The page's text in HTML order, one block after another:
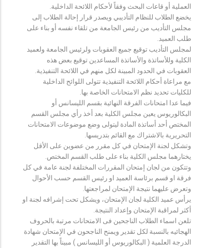
العملية أو قاعات البحث وفقاً لأحكام اللائحة الداخلية.
يخضع الطلاب للنظام التأديبي ويصدر قرار إحالة الطلاب إلى
مجلس التأديب من رئيس الجامعة من تلقاء نفسه أو بناء على
طلب العميد.
لمجلس التأديب توقيع جميع العقوبات ولرئيس الجامعة ولعميد
الكلية وللأساتذة والأساتذة المساعدين توقيع بعض هذه
العقوبات في الحدود المبينة لكل منهم في اللائحة التنفيذية.
مع مراعاة أحكام اللائحة التنفيذية تتولى اللوائح الداخلية
للكليات تحديد نظم الامتحانات الخاصة بها.
فيما عدا امتحانات الفرقة النهائية بقسم الليسانس أو
البكالوريوس يعين مجلس الكلية بعد أخذ رأي مجلس القسم
المختص أحد أساتذة المادة ليتولى وضع موضوعات الامتحانات
التحريرية بالاشتراك مع القائم بتدريسها.
وتشكل لجنة الإمتحان في كل مقرر من عضوين على الأقل
يختارهما مجلس الكلية بناء على طلب القسم المختص.
وتتكون من لجان إمتحان المقررات المختلفة لجنة عامة في كل
فرقة او قسم برئاسة العميد او رئيس القسم حسب الأحوال
وتعرض عليهما نتيجة الإمتحان لمراجعتها.
يرأس عميد الكلية لجان الإمتحان، ويشكل تحت إشرافه لجنة او
أكثر لمراقبة الإمتحان وإعداد النتيجة.
تلعن اسماء الطلاب الناجحين فى الامتحانات مرتبة بالحروف
الهجائيه بالنسبة لكل تقدير ويمنح الناجحون في الإمتحان شهادة
الدرجة العلمية ( البكالوريوس أو الليسانس ) مبيناً بها التقدير